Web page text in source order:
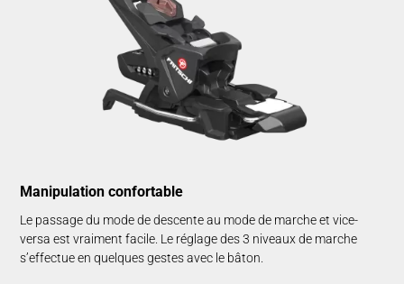
Manipulation confortable
Le passage du mode de descente au mode de marche et vice-
versa est vraiment facile. Le réglage des 3 niveaux de marche
s’effectue en quelques gestes avec le bâton.